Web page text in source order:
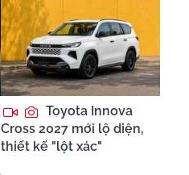
Toyota Innova
Cross 2027 mới lộ diện,
thiết kế "lột xác"